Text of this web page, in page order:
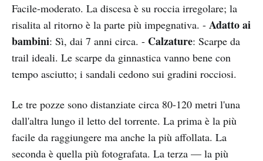
Facile-moderato. La discesa è su roccia irregolare; la
risalita al ritorno è la parte più impegnativa. - Adatto ai
bambini: Sì, dai 7 anni circa. - Calzature: Scarpe da
trail ideali. Le scarpe da ginnastica vanno bene con
tempo asciutto; i sandali cedono sui gradini rocciosi.
Le tre pozze sono distanziate circa 80-120 metri l'una
dall'altra lungo il letto del torrente. La prima è la più
facile da raggiungere ma anche la più affollata. La
seconda è quella più fotografata. La terza — la più